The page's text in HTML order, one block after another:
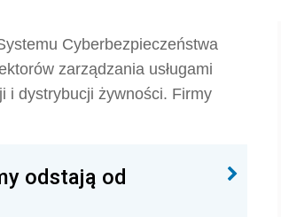
Cyberbezpieczeństwa
zarządzania usługami
i dystrybucji żywności. Firmy
odstają od